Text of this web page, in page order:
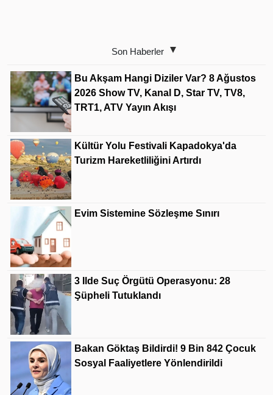
Son Haberler
Bu Akşam Hangi Diziler Var? 8 Ağustos
2026 Show TV, Kanal D, Star TV, TV8,
TRT1, ATV Yayın Akışı
Kültür Yolu Festivali Kapadokya'da
Turizm Hareketliliğini Artırdı
Evim Sistemine Sözleşme Sınırı
3 Ilde Suç Örgütü Operasyonu: 28
Şüpheli Tutuklandı
Bakan Göktaş Bildirdi! 9 Bin 842 Çocuk
Sosyal Faaliyetlere Yönlendirildi